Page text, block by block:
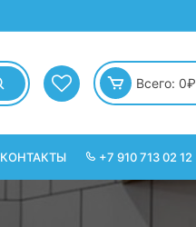
Всего: 0₽
КОНТАКТЫ +7 910 713 02 12